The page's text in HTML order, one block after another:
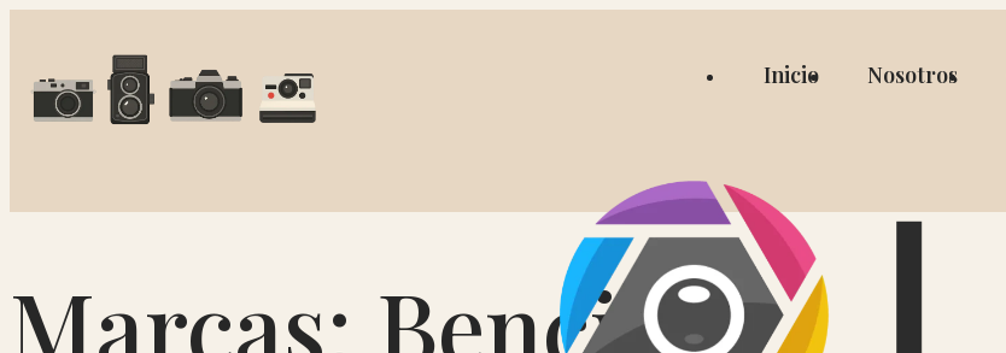
Inicio Nosotros
Marcas: Bencini